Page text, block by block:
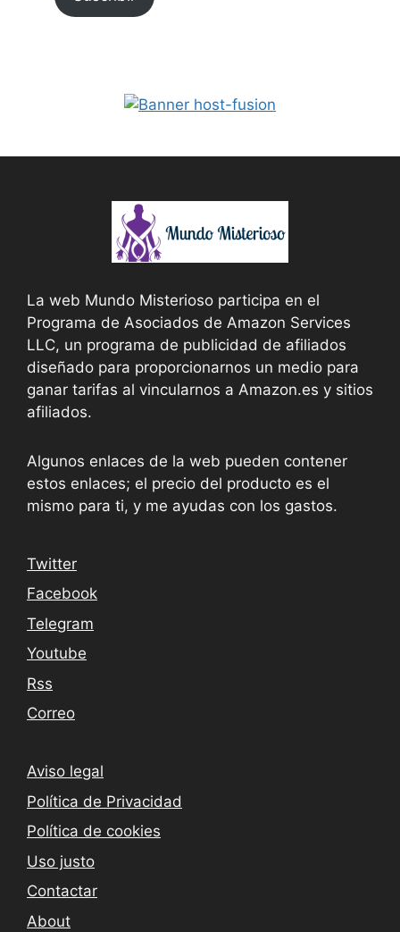
La web Mundo Misterioso participa en el
Programa de Asociados de Amazon Services
LLC, un programa de publicidad de afiliados
diseñado para proporcionarnos un medio para
ganar tarifas al vincularnos a Amazon.es y sitios
afiliados.
Algunos enlaces de la web pueden contener
estos enlaces; el precio del producto es el
mismo para ti, y me ayudas con los gastos.
Twitter
Facebook
Telegram
Youtube
Rss
Correo
Aviso legal
Política de Privacidad
Política de cookies
Uso justo
Contactar
About